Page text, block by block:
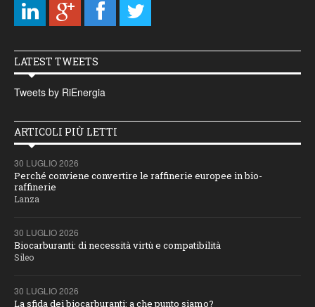
LATEST TWEETS
Tweets by RiEnergia
ARTICOLI PIÙ LETTI
30 LUGLIO 2026
Perché conviene convertire le raffinerie europee in bio-
raffinerie
Lanza
30 LUGLIO 2026
Biocarburanti: di necessità virtù e compatibilità
Sileo
30 LUGLIO 2026
La sfida dei biocarburanti: a che punto siamo?